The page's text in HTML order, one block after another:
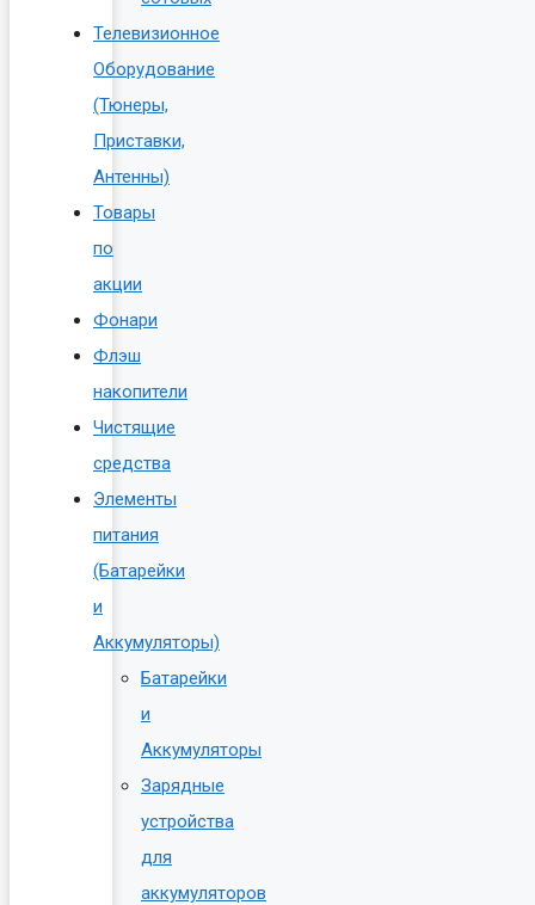
Телевизионное
Оборудование
(Тюнеры,
Приставки,
Антенны)
Товары
по
акции
Фонари
Флэш
накопители
Чистящие
средства
Элементы
питания
(Батарейки
и
Аккумуляторы)
Батарейки
и
Аккумуляторы
Зарядные
устройства
для
аккумуляторов